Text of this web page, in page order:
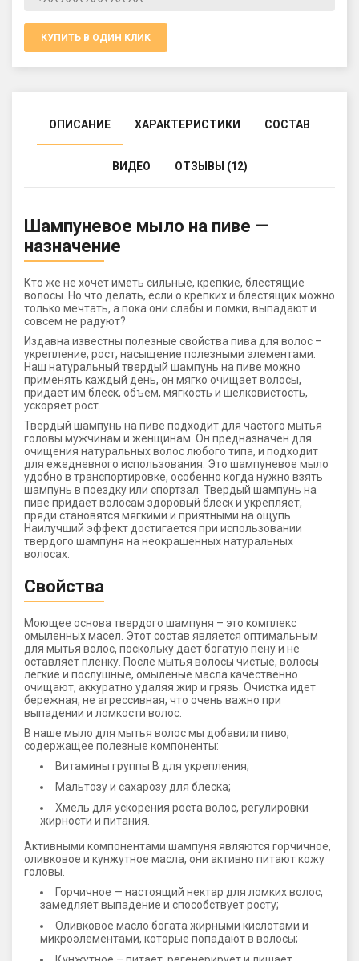
КУПИТЬ В ОДИН КЛИК
ОПИСАНИЕ ХАРАКТЕРИСТИКИ СОСТАВ
ВИДЕО ОТЗЫВЫ (12)
Шампуневое мыло на пиве —
назначение
Кто же не хочет иметь сильные, крепкие, блестящие
волосы. Но что делать, если о крепких и блестящих можно
только мечтать, а пока они слабы и ломки, выпадают и
совсем не радуют?
Издавна известны полезные свойства пива для волос –
укрепление, рост, насыщение полезными элементами.
Наш натуральный твердый шампунь на пиве можно
применять каждый день, он мягко очищает волосы,
придает им блеск, объем, мягкость и шелковистость,
ускоряет рост.
Твердый шампунь на пиве подходит для частого мытья
головы мужчинам и женщинам. Он предназначен для
очищения натуральных волос любого типа, и подходит
для ежедневного использования. Это шампуневое мыло
удобно в транспортировке, особенно когда нужно взять
шампунь в поездку или спортзал. Твердый шампунь на
пиве придает волосам здоровый блеск и укрепляет,
пряди становятся мягкими и приятными на ощупь.
Наилучший эффект достигается при использовании
твердого шампуня на неокрашенных натуральных
волосах.
Свойства
Моющее основа твердого шампуня – это комплекс
омыленных масел. Этот состав является оптимальным
для мытья волос, поскольку дает богатую пену и не
оставляет пленку. После мытья волосы чистые, волосы
легкие и послушные, омыленые масла качественно
очищают, аккуратно удаляя жир и грязь. Очистка идет
бережная, не агрессивная, что очень важно при
выпадении и ломкости волос.
В наше мыло для мытья волос мы добавили пиво,
содержащее полезные компоненты:
Витамины группы В для укрепления;
Мальтозу и сахарозу для блеска;
Хмель для ускорения роста волос, регулировки
жирности и питания.
Активными компонентами шампуня являются горчичное,
оливковое и кунжутное масла, они активно питают кожу
головы.
Горчичное — настоящий нектар для ломких волос,
замедляет выпадение и способствует росту;
Оливковое масло богата жирными кислотами и
микроэлементами, которые попадают в волосы;